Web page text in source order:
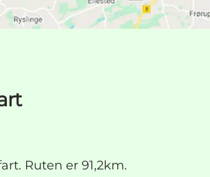
Ruten er 91,2km.